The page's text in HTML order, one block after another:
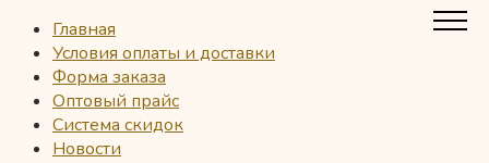
Главная
Условия оплаты и доставки
Форма заказа
Оптовый прайс
Система скидок
Новости